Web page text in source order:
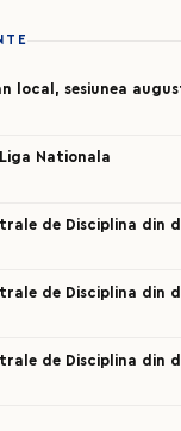
local, sesiunea
Nationala
de Disciplina din
de Disciplina din
de Disciplina din